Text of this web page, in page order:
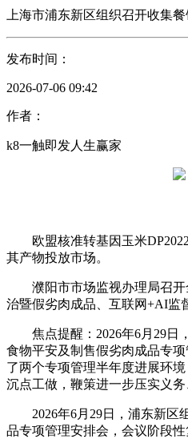
上海市浦东新区组织召开收集
发布时间：
2026-07-06 09:42
作者：
k8一触即发人生赢家
欧盟核准转基因玉米
其产物投放市场。
濮阳市市场监视办理局召开
治暨假劣肉成品、互联网+AI监
焦点提醒：2026年6月29日
食物平安及制售假劣肉成品专
了两个专项管理半年度进展环
沉点工做，鞭策进一步压实义务
2026年6月29日，浦东新区
品专项管理安排会，会议阶段